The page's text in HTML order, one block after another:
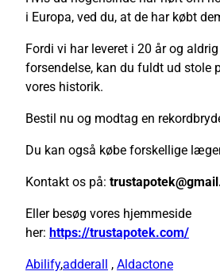
i Europa, ved du, at de har købt
Fordi vi har leveret i 20 år og
forsendelse, kan du fuldt ud stole
vores historik.
Bestil nu og modtag en
Du kan også købe forskellige
Kontakt os på:
Eller besøg vores hjemmeside
her: https://trustapotek.com/
Abilify,adderall , Aldactone